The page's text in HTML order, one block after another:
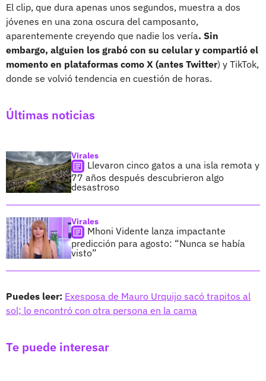
El clip, que dura apenas unos segundos, muestra a dos
jóvenes en una zona oscura del camposanto,
aparentemente creyendo que nadie los vería. Sin
embargo, alguien los grabó con su celular y compartió el
momento en plataformas como X (antes Twitter) y TikTok,
donde se volvió tendencia en cuestión de horas.
Últimas noticias
Virales
Llevaron cinco gatos a una isla remota y
77 años después descubrieron algo
desastroso
Virales
Mhoni Vidente lanza impactante
predicción para agosto: “Nunca se había
visto”
Puedes leer: Exesposa de Mauro Urquijo sacó trapitos al
sol; lo encontró con otra persona en la cama
Te puede interesar